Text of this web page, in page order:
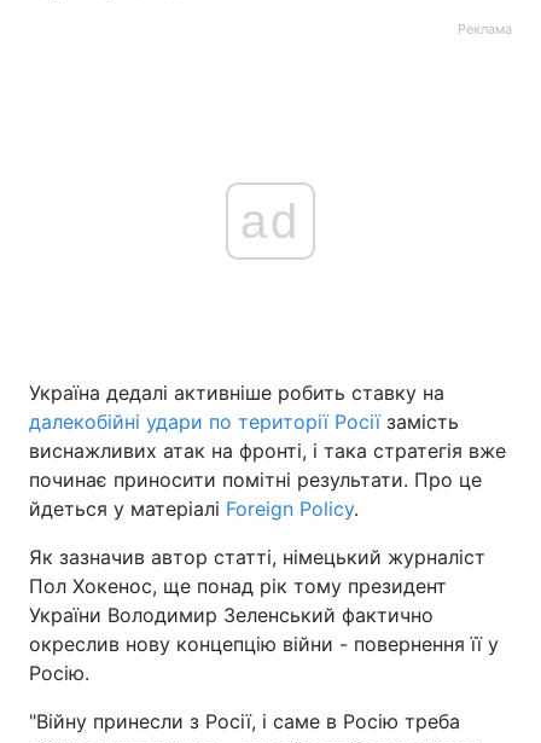
Реклама
ad
Україна дедалі активніше робить ставку на
далекобійні удари по території Росіїзамість
виснажливих атак на фронті, і така стратегія вже
починає приносити помітні результати. Про це
йдеться у матеріалі Foreign Policy.
Як зазначив автор статті, німецький журналіст
Пол Хокенос, ще понад рік тому президент
України Володимир Зеленський фактично
окреслив нову концепцію війни - повернення її у
Росію.
"Війну принесли з Росії, і саме в Росію треба